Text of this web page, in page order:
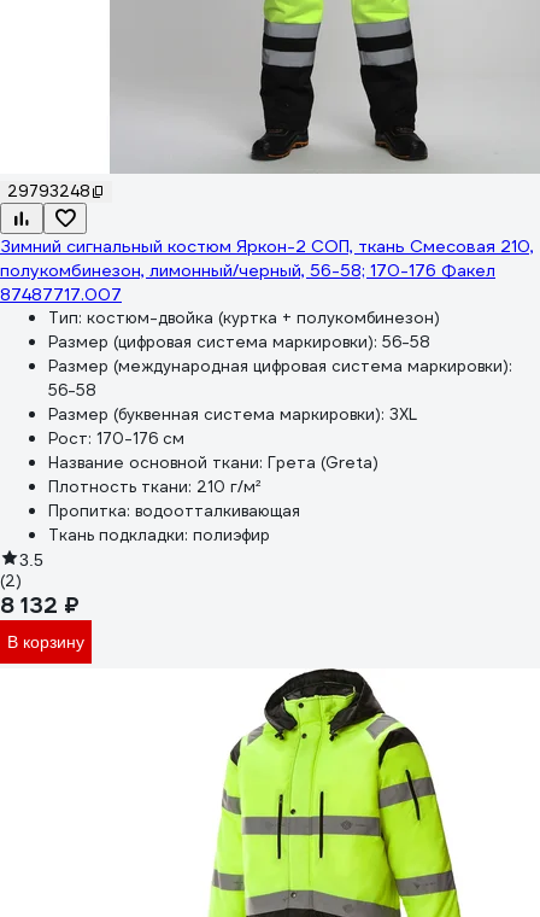
29793248
Зимний сигнальный костюм Яркон-2 СОП, ткань Смесовая 210,
полукомбинезон, лимонный/черный, 56-58; 170-176 Факел
87487717.007
Тип: костюм-двойка (куртка + полукомбинезон)
Размер (цифровая система маркировки): 56-58
Размер (международная цифровая система маркировки):
56-58
Размер (буквенная система маркировки): 3XL
Рост: 170-176 см
Название основной ткани: Грета (Greta)
Плотность ткани: 210 г/м²
Пропитка: водоотталкивающая
Ткань подкладки: полиэфир
3.5
(2)
8 132 ₽
В корзину